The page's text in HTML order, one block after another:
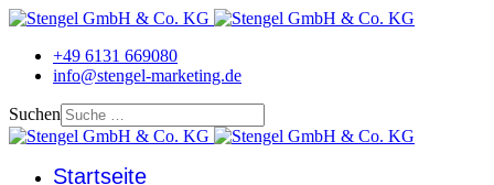
+49 6131 669080
info@stengel-marketing.de
Suchen
Startseite